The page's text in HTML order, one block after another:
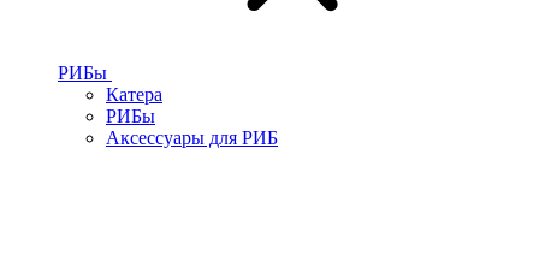
РИБы
Катера
РИБы
Аксессуары для РИБ